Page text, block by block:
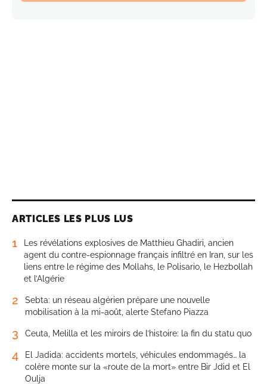
ARTICLES LES PLUS LUS
1
Les révélations explosives de Matthieu Ghadiri, ancien
agent du contre-espionnage français infiltré en Iran, sur les
liens entre le régime des Mollahs, le Polisario, le Hezbollah
et l’Algérie
2
Sebta: un réseau algérien prépare une nouvelle
mobilisation à la mi-août, alerte Stefano Piazza
3 Ceuta, Melilla et les miroirs de l’histoire: la fin du statu quo
4
El Jadida: accidents mortels, véhicules endommagés… la
colère monte sur la «route de la mort» entre Bir Jdid et El
Oulja